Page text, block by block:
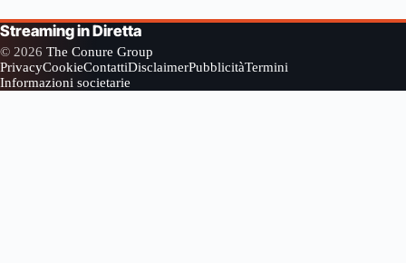
Streaming in Diretta
© 2026 The Conure Group
PrivacyCookieContattiDisclaimerPubblicitàTermini
Informazioni societarie